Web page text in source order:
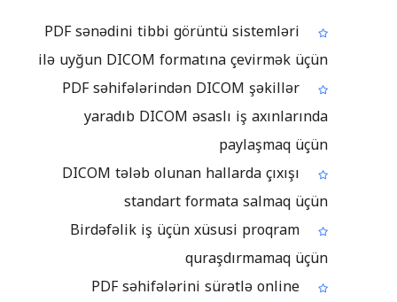
PDF sənədini tibbi görüntü sistemləri
ilə uyğun DICOM formatına çevirmək üçün
PDF səhifələrindən DICOM şəkillər
yaradıb DICOM əsaslı iş axınlarında
paylaşmaq üçün
DICOM tələb olunan hallarda çıxışı
standart formata salmaq üçün
Birdəfəlik iş üçün xüsusi proqram
quraşdırmamaq üçün
PDF səhifələrini sürətlə online